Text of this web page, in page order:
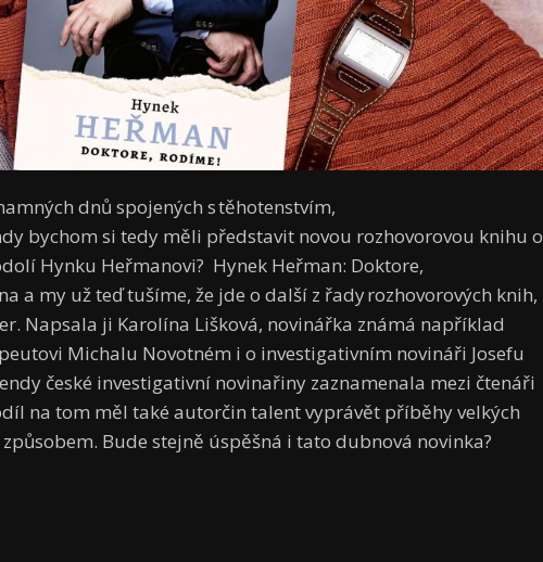
dnů spojených s těhotenstvím,
bychom si tedy měli představit novou rozhovorovou knihu o
Hynku Heřmanovi? Hynek Heřman: Doktore,
a my už teď tušíme, že jde o další z řady rozhovorových knih,
Napsala ji Karolína Lišková, novinářka známá například
Michalu Novotném i o investigativním novináři Josefu
české investigativní novinařiny zaznamenala mezi čtenáři
na tom měl také autorčin talent vyprávět příběhy velkých
Bude stejně úspěšná i tato dubnová novinka?